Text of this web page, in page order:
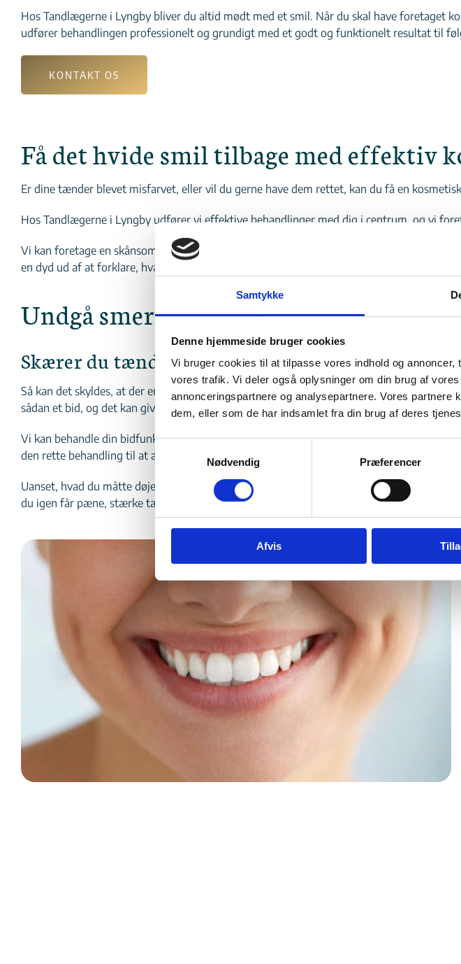
Samtykke
Denne hjemmeside bruger cookies
Vi bruger cookies til at tilpasse vores indhold og
vores trafik. Vi deler også oplysninger om din brug af
annonceringspartnere og analysepartnere. Vores
dem, eller som de har indsamlet fra din brug af deres
Nødvendig
Præferencer
Afvis
Hos Tandlægerne i Lyngby bliver du altid mødt med et smil. Når du skal have foretaget
udfører behandlingen professionelt og grundigt med et godt og funktionelt resultat til
KONTAKT OS
Få det hvide smil tilbage med effektiv
Er dine tænder blevet misfarvet, eller vil du gerne have dem rettet, kan du få en
Hos Tandlægerne i Lyngby udfører vi effektive behandlinger med dig i centrum, og vi
Vi kan foretage en skånsom, men funktionel tandblegning af dine tænder, som gør dit
en dyd ud af at forklare, hvad vi gør, og du er altid i sikre hænder hos os.
Undgå smerter og tænderskæren med
Skærer du tænder om natten? Eller har du
Så kan det skyldes, at der er noget galt med din bidfunktion. Når du bider sammen,
sådan et bid, og det kan give forskellige former for gener.
Vi kan behandle din bidfunktion med effektiv og korrekt behandling. Skærer du tænder,
den rette behandling til at afhjælpe problemet.
Uanset, hvad du måtte døje med, sørger vi for at behandle dig grundigt og med omhu.
du igen får pæne, stærke tænder og et korrekt bid, der ikke generer dig.